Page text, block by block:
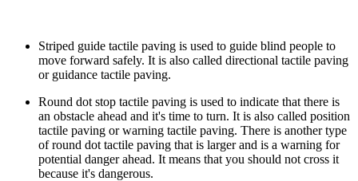
Striped guide tactile paving is used to guide blind people to
move forward safely. It is also called directional tactile paving
or guidance tactile paving.
Round dot stop tactile paving is used to indicate that there is
an obstacle ahead and it's time to turn. It is also called position
tactile paving or warning tactile paving. There is another type
of round dot tactile paving that is larger and is a warning for
potential danger ahead. It means that you should not cross it
because it's dangerous.